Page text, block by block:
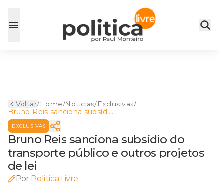
Voltar/Home/Noticias/Exclusivas/
Bruno Reis sanciona subsídio
do transporte público e
outros projetos de lei
EXCLUSIVAS
Bruno Reis sanciona subsídio do
transporte público e outros projetos
de lei
Por Política Livre